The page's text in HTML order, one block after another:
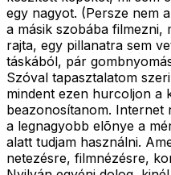
egy nagyot. (Persze nem
a másik szobába filmezni,
rajta, egy pillanatra sem
táskából, pár
Szóval tapasztalatom
mindent ezen hurcoljon a
beazonosítanom. Internet
a legnagyobb elõnye a
alatt tudjam használni.
netezésre, filmnézésre,